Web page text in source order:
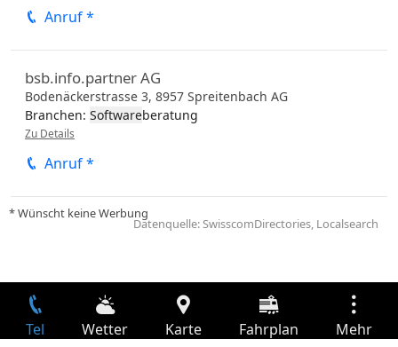
Anruf *
bsb.info.partner AG
Bodenäckerstrasse 3, 8957 Spreitenbach AG
Branchen: Softwareberatung
Zu Details
Anruf *
* Wünscht keine Werbung
Datenquelle: SwisscomDirectories, Localsearch
Tel Wetter Karte Fahrplan Mehr